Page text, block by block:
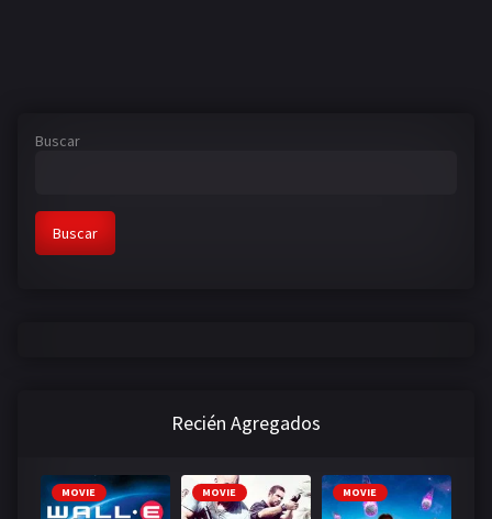
Buscar
Buscar
Recién Agregados
MOVIE MOVIE MOVIE